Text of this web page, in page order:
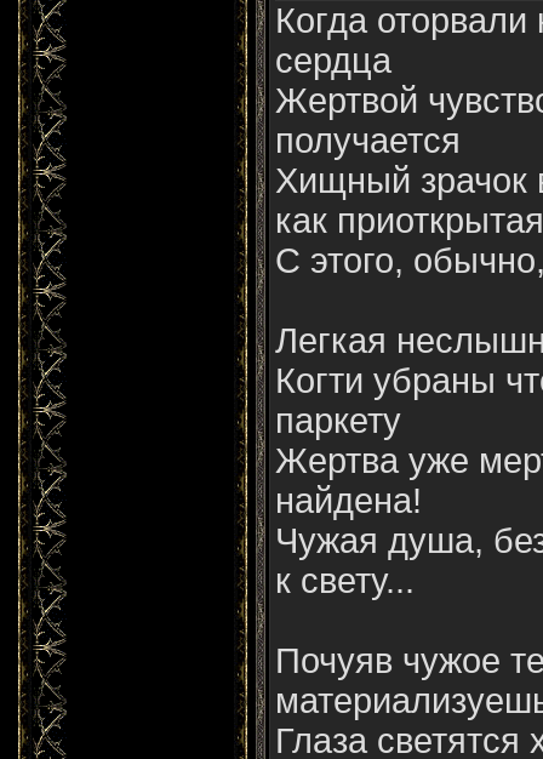
Когда оторвали
сердца
Жертвой
получается
Хищный зрачок
как
С этого,
Легкая
Когти убраны
паркету
Жертва уже
найдена!
Чужая душа,
к свету...
Почуяв чужое
Глаза светятся